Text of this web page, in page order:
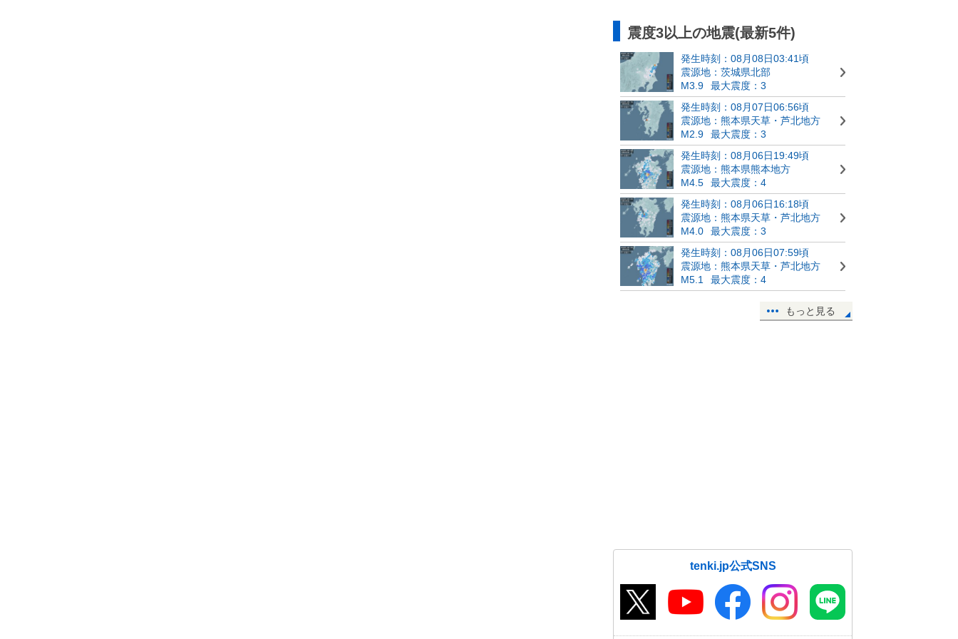
震度3以上の地震(最新5件)
発生時刻：08月08日03:41頃
震源地：茨城県北部
M3.9
最大震度：3
発生時刻：08月07日06:56頃
震源地：熊本県天草・芦北地方
M2.9
最大震度：3
発生時刻：08月06日19:49頃
震源地：熊本県熊本地方
M4.5
最大震度：4
発生時刻：08月06日16:18頃
震源地：熊本県天草・芦北地方
M4.0
最大震度：3
発生時刻：08月06日07:59頃
震源地：熊本県天草・芦北地方
M5.1
最大震度：4
もっと見る
tenki.jp公式SNS